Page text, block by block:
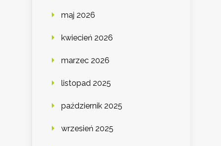
maj 2026
kwiecień 2026
marzec 2026
listopad 2025
październik 2025
wrzesień 2025